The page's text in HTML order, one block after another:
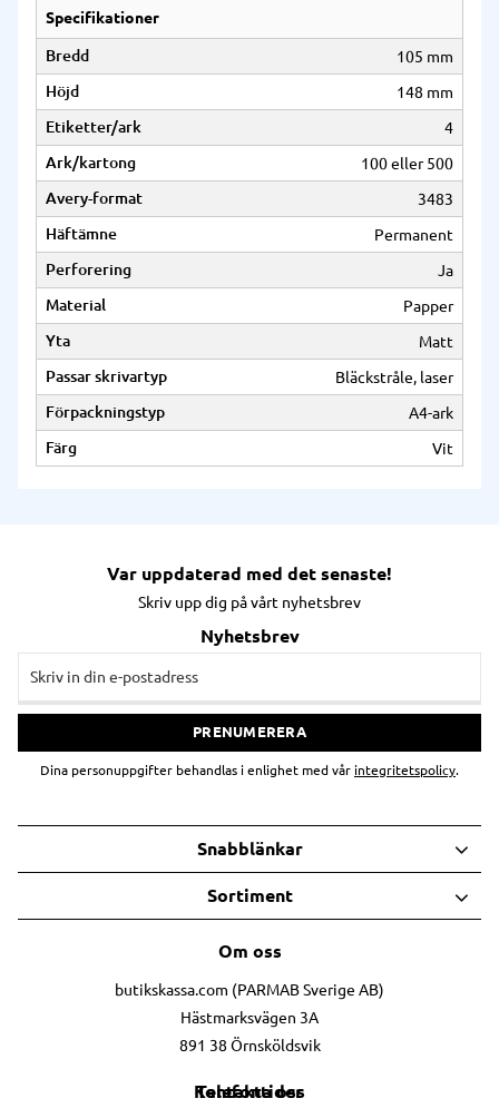
Specifikationer
Bredd
105 mm
Höjd
148 mm
Etiketter/ark
4
Ark/kartong
100 eller 500
Avery-format
3483
Häftämne
Permanent
Perforering
Ja
Material
Papper
Yta
Matt
Passar skrivartyp
Bläckstråle, laser
Förpackningstyp
A4-ark
Färg
Vit
Var uppdaterad med det senaste!
Skriv upp dig på vårt nyhetsbrev
Nyhetsbrev
PRENUMERERA
Dina personuppgifter behandlas i enlighet med vår integritetspolicy.
Om oss
butikskassa.com (PARMAB Sverige AB)
Hästmarksvägen 3A
891 38 Örnsköldsvik
Kontakta oss
Telefontider
Snabblänkar
Sortiment